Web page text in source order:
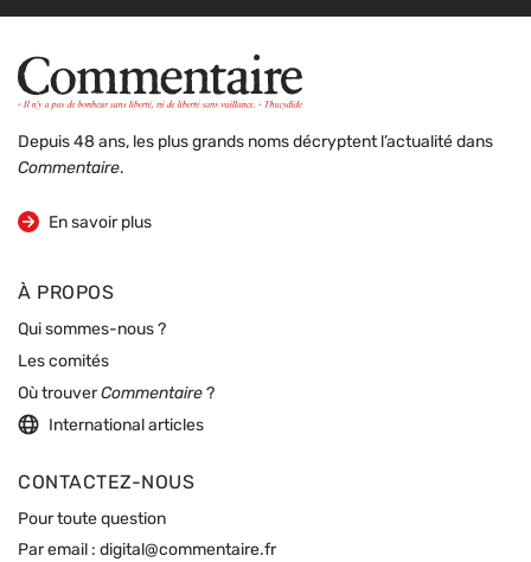
Depuis 48 ans, les plus grands noms décryptent l’actualité dans
Commentaire.
En savoir plus
sur la revue
À PROPOS
Qui sommes-nous ?
Les comités
Où trouverCommentaire ?
International articles
CONTACTEZ-NOUS
Pour toute question
Par email : digital@commentaire.fr